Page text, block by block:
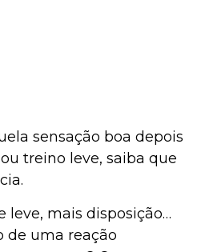
sensação boa depois
treino leve, saiba que
leve, mais disposição…
de uma reação